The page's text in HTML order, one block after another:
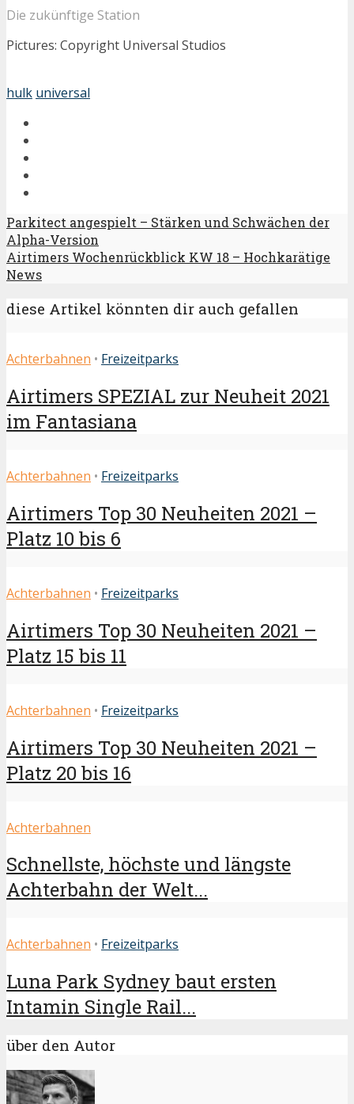
Die zukünftige Station
Pictures: Copyright Universal Studios
hulk universal
Parkitect angespielt – Stärken und Schwächen der
Alpha-Version
Airtimers Wochenrückblick KW 18 – Hochkarätige
News
diese Artikel könnten dir auch gefallen
Achterbahnen • Freizeitparks
Airtimers SPEZIAL zur Neuheit 2021
im Fantasiana
Achterbahnen • Freizeitparks
Airtimers Top 30 Neuheiten 2021 –
Platz 10 bis 6
Achterbahnen • Freizeitparks
Airtimers Top 30 Neuheiten 2021 –
Platz 15 bis 11
Achterbahnen • Freizeitparks
Airtimers Top 30 Neuheiten 2021 –
Platz 20 bis 16
Achterbahnen
Schnellste, höchste und längste
Achterbahn der Welt...
Achterbahnen • Freizeitparks
Luna Park Sydney baut ersten
Intamin Single Rail...
über den Autor